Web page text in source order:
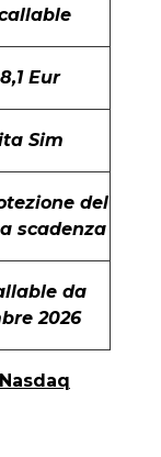
Eur
Sim
del
scadenza
da
2026